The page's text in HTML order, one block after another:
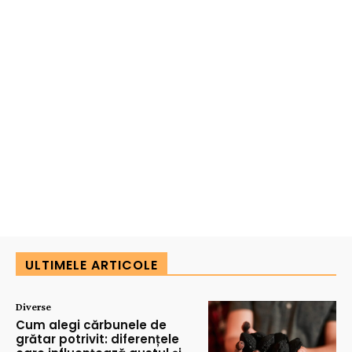
ULTIMELE ARTICOLE
Diverse
Cum alegi cărbunele de
grătar potrivit: diferențele